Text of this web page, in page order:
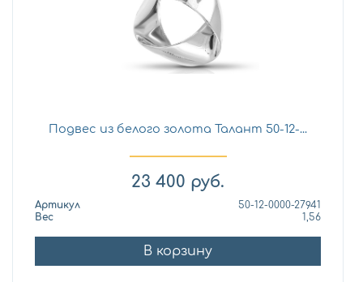
Подвес из белого золота Талант 50-12-...
23 400 руб.
Артикул
50-12-0000-27941
Вес
1,56
В корзину